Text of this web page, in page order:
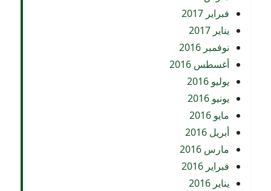
فبراير 2017
يناير 2017
نوفمبر 2016
أغسطس 2016
يوليو 2016
يونيو 2016
مايو 2016
أبريل 2016
مارس 2016
فبراير 2016
يناير 2016